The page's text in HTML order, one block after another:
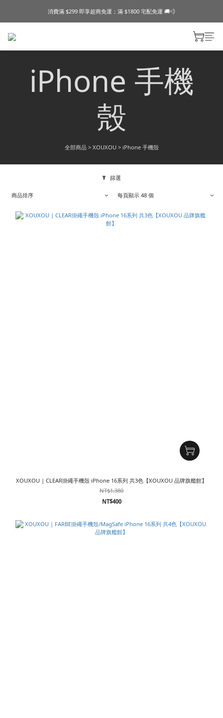
消費滿 $299 即享超商免運；滿 $1800 宅配免運 🚚💨
iPhone 手機
殼
全部商品> XOUXOU> iPhone 手機殼
篩選
商品排序 每頁顯示 48 個
XOUXOU | CLEAR掛繩手機殼 iPhone 16系列 共3色【XOUXOU 品牌旗艦館】
NT$1,380
NT$400